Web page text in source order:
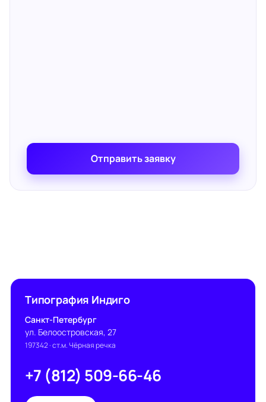
Отправить заявку
Типография Индиго
Санкт-Петербург
ул. Белоостровская, 27
197342· ст.м. Чёрная речка
+7 (812) 509-66-46